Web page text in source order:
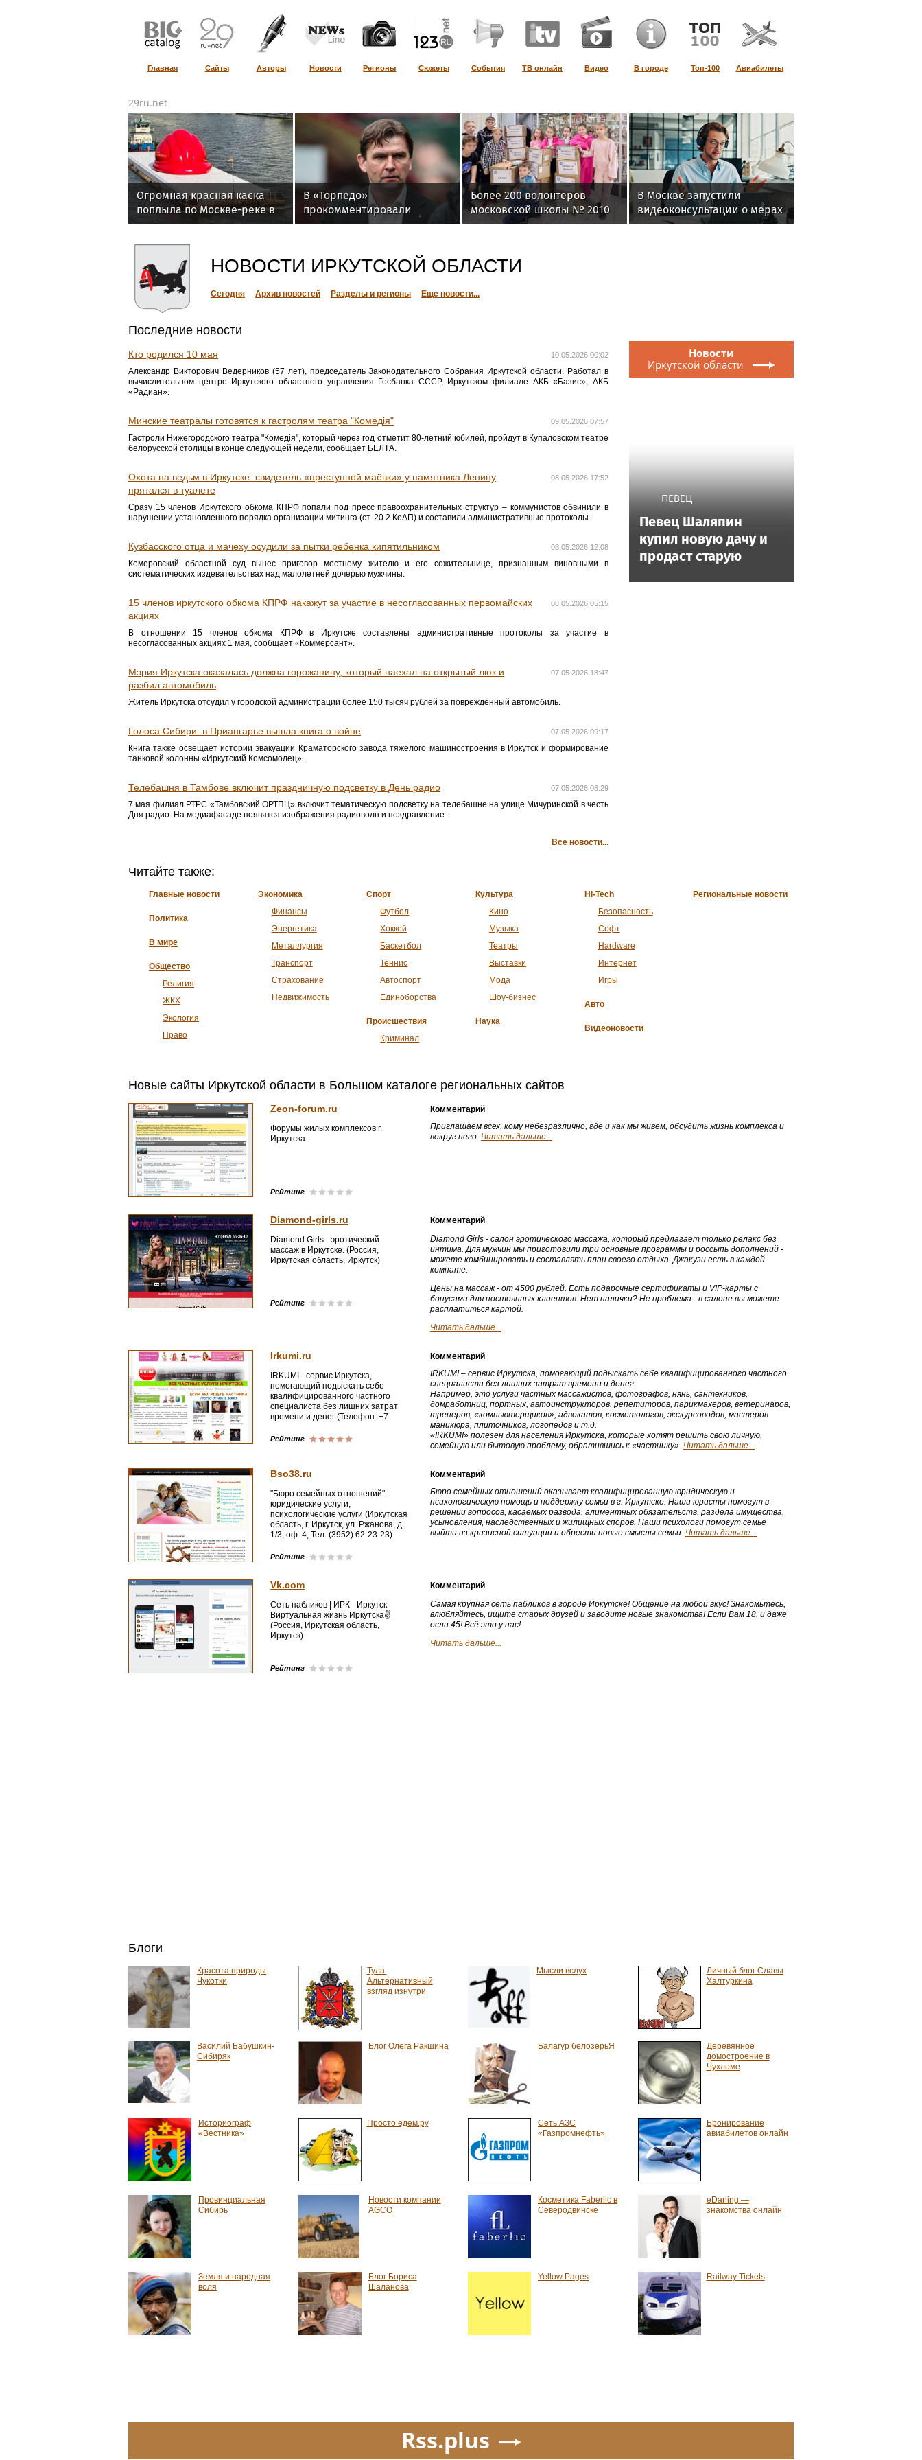
Главная Сайты Авторы Новости Регионы Сюжеты События ТВ онлайн Видео В городе Топ-100 Авиабилеты
29ru.net
Огромная красная каска
поплыла по Москве-реке в
преддверии Дня строителя
В «Торпедо»
прокомментировали
перенос матча с «Сочи» из-
Более 200 волонтеров
московской школы № 2010
регулярно помогают
В Москве запустили
видеоконсультации о мерах
поддержки участников СВО
НОВОСТИ ИРКУТСКОЙ ОБЛАСТИ
Сегодня Архив новостей Разделы и регионы Еще новости...
Последние новости
10.05.2026 00:02
Кто родился 10 мая
Александр Викторович Ведерников (57 лет), председатель Законодательного Собрания Иркутской области. Работал в
вычислительном центре Иркутского областного управления Госбанка СССР, Иркутском филиале АКБ «Базис», АКБ
«Радиан».
09.05.2026 07:57
Минские театралы готовятся к гастролям театра "Комедія"
Гастроли Нижегородского театра "Комедія", который через год отметит 80-летний юбилей, пройдут в Купаловском театре
белорусской столицы в конце следующей недели, сообщает БЕЛТА.
08.05.2026 17:52
Охота на ведьм в Иркутске: свидетель «преступной маёвки» у памятника Ленину
прятался в туалете
Сразу 15 членов Иркутского обкома КПРФ попали под пресс правоохранительных структур – коммунистов обвинили в
нарушении установленного порядка организации митинга (ст. 20.2 КоАП) и составили административные протоколы.
08.05.2026 12:08
Кузбасского отца и мачеху осудили за пытки ребенка кипятильником
Кемеровский областной суд вынес приговор местному жителю и его сожительнице, признанным виновными в
систематических издевательствах над малолетней дочерью мужчины.
08.05.2026 05:15
15 членов иркутского обкома КПРФ накажут за участие в несогласованных первомайских
акциях
В отношении 15 членов обкома КПРФ в Иркутске составлены административные протоколы за участие в
несогласованных акциях 1 мая, сообщает «Коммерсант».
07.05.2026 18:47
Мэрия Иркутска оказалась должна горожанину, который наехал на открытый люк и
разбил автомобиль
Житель Иркутска отсудил у городской администрации более 150 тысяч рублей за повреждённый автомобиль.
07.05.2026 09:17
Голоса Сибири: в Приангарье вышла книга о войне
Книга также освещает истории эвакуации Краматорского завода тяжелого машиностроения в Иркутск и формирование
танковой колонны «Иркутский Комсомолец».
07.05.2026 08:29
Телебашня в Тамбове включит праздничную подсветку в День радио
7 мая филиал РТРС «Тамбовский ОРТПЦ» включит тематическую подсветку на телебашне на улице Мичуринской в честь
Дня радио. На медиафасаде появятся изображения радиоволн и поздравление.
Все новости...
Новости
Иркутской области
ПЕВЕЦ
Певец Шаляпин
купил новую дачу и
продаст старую
Читайте также:
Главные новости
Политика
В мире
Общество
Религия
ЖКХ
Экология
Право
Экономика
Финансы
Энергетика
Металлургия
Транспорт
Страхование
Недвижимость
Спорт
Футбол
Хоккей
Баскетбол
Теннис
Автоспорт
Единоборства
Происшествия
Криминал
Культура
Кино
Музыка
Театры
Выставки
Мода
Шоу-бизнес
Наука
Hi-Tech
Безопасность
Софт
Hardware
Интернет
Игры
Авто
Видеоновости
Региональные новости
Новые сайты Иркутской области в Большом каталоге региональных сайтов
Zeon-forum.ru
Форумы жилых комплексов г.
Иркутска
Рейтинг
Комментарий
Приглашаем всех, кому небезразлично, где и как мы живем, обсудить жизнь комплекса и
вокруг него. Читать дальше...
Diamond-girls.ru
Diamond Girls - эротический
массаж в Иркутске. (Россия,
Иркутская область, Иркутск)
Рейтинг
Комментарий
Diamond Girls - салон эротического массажа, который предлагает только релакс без
интима. Для мужчин мы приготовили три основные программы и россыпь дополнений -
можете комбинировать и составлять план своего отдыха. Джакузи есть в каждой
комнате.
Цены на массаж - от 4500 рублей. Есть подарочные сертификаты и VIP-карты с
бонусами для постоянных клиентов. Нет налички? Не проблема - в салоне вы можете
расплатиться картой.
Читать дальше...
Irkumi.ru
IRKUMI - сервис Иркутска,
помогающий подыскать себе
квалифицированного частного
специалиста без лишних затрат
времени и денег (Телефон: +7
Рейтинг
Комментарий
IRKUMI – сервис Иркутска, помогающий подыскать себе квалифицированного частного
специалиста без лишних затрат времени и денег.
Например, это услуги частных массажистов, фотографов, нянь, сантехников,
домработниц, портных, автоинструкторов, репетиторов, парикмахеров, ветеринаров,
тренеров, «компьютерщиков», адвокатов, косметологов, экскурсоводов, мастеров
маникюра, плиточников, логопедов и т.д.
«IRKUMI» полезен для населения Иркутска, которые хотят решить свою личную,
семейную или бытовую проблему, обратившись к «частнику». Читать дальше...
Bso38.ru
"Бюро семейных отношений" -
юридические услуги,
психологические услуги (Иркутская
область, г. Иркутск, ул. Ржанова, д.
1/3, оф. 4, Тел. (3952) 62-23-23)
Рейтинг
Комментарий
Бюро семейных отношений оказывает квалифицированную юридическую и
психологическую помощь и поддержку семьи в г. Иркутске. Наши юристы помогут в
решении вопросов, касаемых развода, алиментных обязательств, раздела имущества,
усыновления, наследственных и жилищных споров. Наши психологи помогут семье
выйти из кризисной ситуации и обрести новые смыслы семьи. Читать дальше...
Vk.com
Сеть пабликов | ИРК - Иркутск
Виртуальная жизнь Иркутска✌
(Россия, Иркутская область,
Иркутск)
Рейтинг
Комментарий
Самая крупная сеть пабликов в городе Иркутске! Общение на любой вкус! Знакомьтесь,
влюбляйтесь, ищите старых друзей и заводите новые знакомства! Если Вам 18, и даже
если 45! Всё это у нас!
Читать дальше...
Блоги
Красота природы
Чукотки
Тула.
Альтернативный
взгляд изнутри
Мысли вслух
Личный блог Славы
Халтуркина
Василий Бабушкин-
Сибиряк
Блог Олега Ракшина Балагур белозерьЯ
Деревянное
домостроение в
Чухломе
Историограф
«Вестника»
Просто едем.ру
Сеть АЗС
«Газпромнефть»
Бронирование
авиабилетов онлайн
Провинциальная
Сибирь
Новости компании
AGCO
Косметика Faberlic в
Северодвинске
eDarling —
знакомства онлайн
Земля и народная
воля
Блог Бориса
Шаланова
Yellow Pages Railway Tickets
Rss.plus